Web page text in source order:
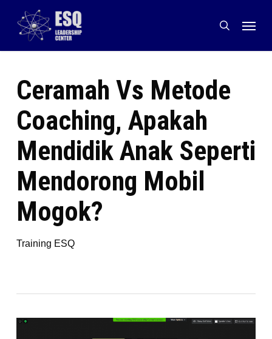
content
search
Menu
Ceramah Vs Metode
Coaching, Apakah
Mendidik Anak Seperti
Mendorong Mobil
Mogok?
Training ESQ